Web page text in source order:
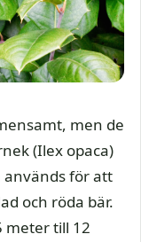
men de
(Ilex opaca)
används för att
och röda bär.
meter till 12